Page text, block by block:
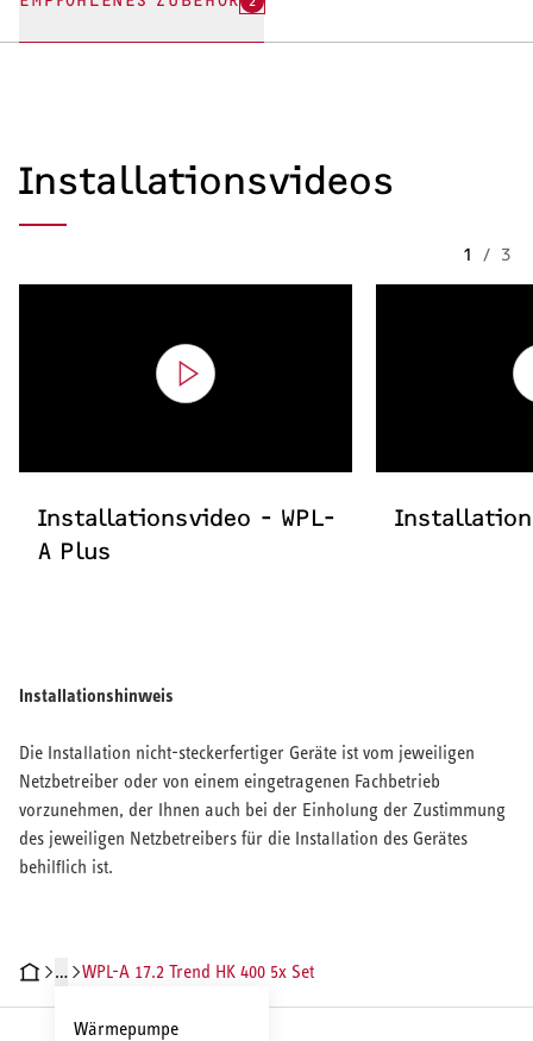
Installationsvideos
1 / 3
Installationsvideo - WPL-
A Plus
Installationshinweis
Die Installation nicht-steckerfertiger Geräte ist vom jeweiligen
Netzbetreiber oder von einem eingetragenen Fachbetrieb
vorzunehmen, der Ihnen auch bei der Einholung der Zustimmung
des jeweiligen Netzbetreibers für die Installation des Gerätes
behilflich ist.
TECHNISCHE DATEN
…
Wärmepumpe
WPL-A 17.2 Trend HK 400 5x Set